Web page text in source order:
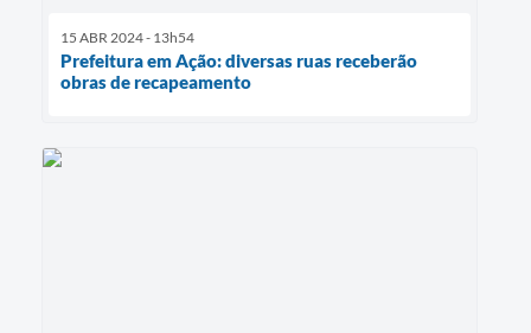
15 ABR 2024 - 13h54
Prefeitura em Ação: diversas ruas receberão
obras de recapeamento